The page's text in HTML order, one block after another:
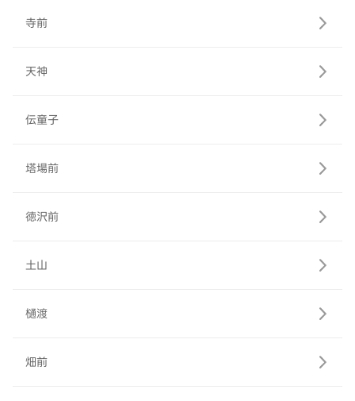
寺前
天神
伝童子
塔場前
徳沢前
土山
樋渡
畑前